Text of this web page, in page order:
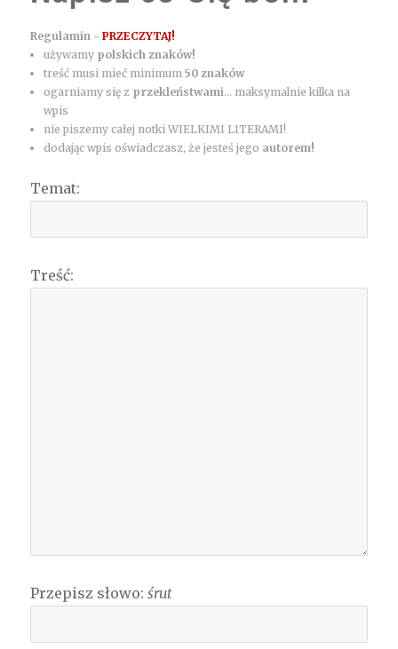
Regulamin -PRZECZYTAJ!
używamy polskich znaków!
treść musi mieć minimum50 znaków
ogarniamy się z przekleństwami... maksymalnie kilka na
wpis
nie piszemy całej notki WIELKIMI LITERAMI!
dodając wpis oświadczasz, że jesteś jego autorem!
Temat:
Treść:
Przepisz słowo:śrut